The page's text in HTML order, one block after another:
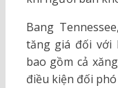
Bang
tăng giá đối với
bao gồm cả
điều kiện đối